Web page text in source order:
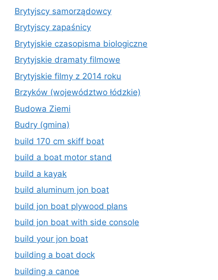
Brytyjscy samorządowcy
Brytyjscy zapaśnicy
Brytyjskie czasopisma biologiczne
Brytyjskie dramaty filmowe
Brytyjskie filmy z 2014 roku
Brzyków (województwo łódzkie)
Budowa Ziemi
Budry (gmina)
build 170 cm skiff boat
build a boat motor stand
build a kayak
build aluminum jon boat
build jon boat plywood plans
build jon boat with side console
build your jon boat
building a boat dock
building a canoe